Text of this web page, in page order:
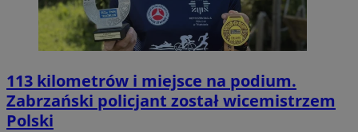
113 kilometrów i miejsce na podium.
Zabrzański policjant został wicemistrzem
Polski